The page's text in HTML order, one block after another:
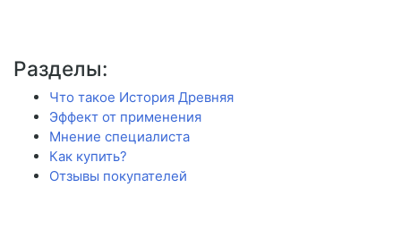
Разделы:
Что такое История Древняя
Эффект от применения
Мнение специалиста
Как купить?
Отзывы покупателей